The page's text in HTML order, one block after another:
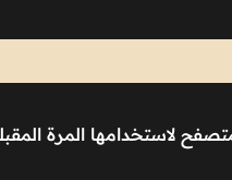
لاستخدامها المرة